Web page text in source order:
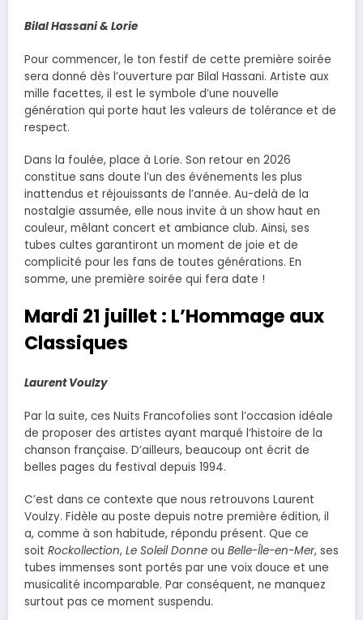
Bilal Hassani & Lorie
Pour commencer, le ton festif de cette première soirée
sera donné dès l’ouverture par Bilal Hassani. Artiste aux
mille facettes, il est le symbole d’une nouvelle
génération qui porte haut les valeurs de tolérance et de
respect.
Dans la foulée, place à Lorie. Son retour en 2026
constitue sans doute l’un des événements les plus
inattendus et réjouissants de l’année. Au-delà de la
nostalgie assumée, elle nous invite à un show haut en
couleur, mêlant concert et ambiance club. Ainsi, ses
tubes cultes garantiront un moment de joie et de
complicité pour les fans de toutes générations. En
somme, une première soirée qui fera date !
Mardi 21 juillet : L’Hommage aux
Classiques
Laurent Voulzy
Par la suite, ces Nuits Francofolies sont l’occasion idéale
de proposer des artistes ayant marqué l’histoire de la
chanson française. D’ailleurs, beaucoup ont écrit de
belles pages du festival depuis 1994.
C’est dans ce contexte que nous retrouvons Laurent
Voulzy. Fidèle au poste depuis notre première édition, il
a, comme à son habitude, répondu présent. Que ce
soit Rockollection, Le Soleil Donne ou Belle-Île-en-Mer, ses
tubes immenses sont portés par une voix douce et une
musicalité incomparable. Par conséquent, ne manquez
surtout pas ce moment suspendu.